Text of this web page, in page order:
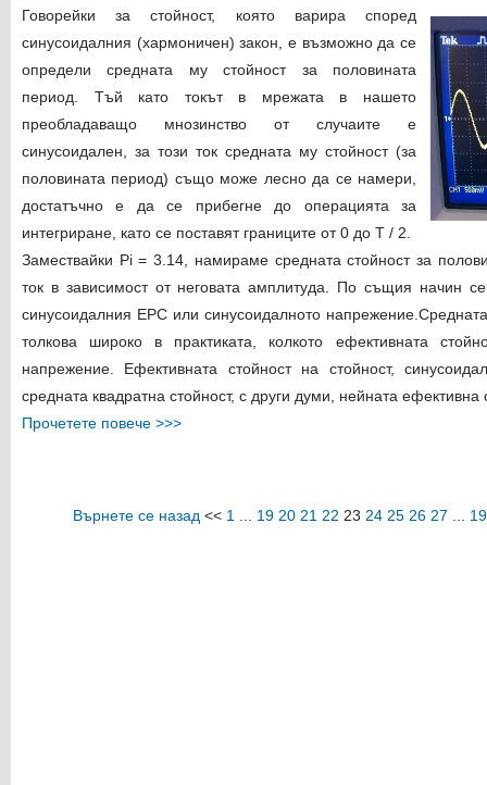
Говорейки за стойност, която варира според
синусоидалния (хармоничен) закон, е възможно да се
определи средната му стойност за половината
период. Тъй като токът в мрежата в нашето
преобладаващо мнозинство от случаите е
синусоидален, за този ток средната му стойност (за
половината период) също може лесно да се намери,
достатъчно е да се прибегне до операцията за
интегриране, като се поставят границите от 0 до T / 2.
Замествайки Pi = 3.14, намираме средната стойност за
ток в зависимост от неговата амплитуда. По същия начин
синусоидалния ЕРС или синусоидалното
толкова широко в практиката, колкото ефективната
напрежение. Ефективната стойност на стойност,
средната квадратна стойност, с други думи, нейната ефективна
Прочетете повече >>>
Върнете се назад << 1 19 20 21 22 23 24 25 26 27